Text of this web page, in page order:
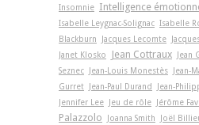
Insomnie Intelligence
Isabelle Leygnac-Solignac Isabelle
Blackburn
Jacques Lecomte
Janet Klosko
Jean Cottraux Jean
Seznec
Jean-Louis Monestès Jean-
Gurret
Jean-Paul Durand Jean-
Jennifer Lee
Jeu de rôle Jérôme
Palazzolo
Joanna Smith Joël